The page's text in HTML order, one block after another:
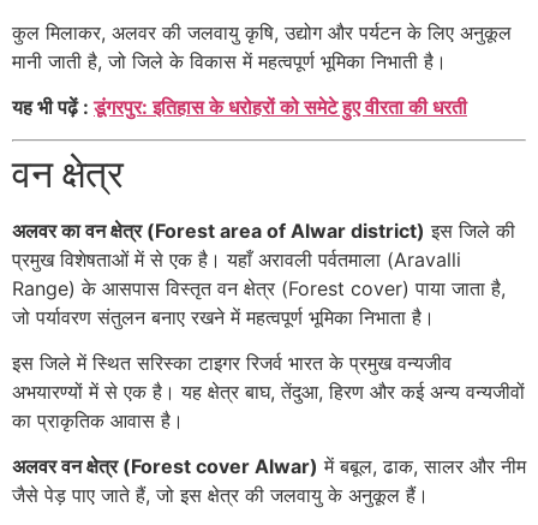
कुल मिलाकर, अलवर की जलवायु कृषि, उद्योग और पर्यटन के लिए अनुकूल
मानी जाती है, जो जिले के विकास में महत्वपूर्ण भूमिका निभाती है।
यह भी पढ़ें :डूंगरपुर: इतिहास के धरोहरों को समेटे हुए वीरता की धरती
वन क्षेत्र
अलवर का वन क्षेत्र (Forest area of Alwar district) इस जिले की
प्रमुख विशेषताओं में से एक है। यहाँ अरावली पर्वतमाला (Aravalli
Range) के आसपास विस्तृत वन क्षेत्र (Forest cover) पाया जाता है,
जो पर्यावरण संतुलन बनाए रखने में महत्वपूर्ण भूमिका निभाता है।
इस जिले में स्थितसरिस्का टाइगर रिजर्व भारत के प्रमुख वन्यजीव
अभयारण्यों में से एक है। यह क्षेत्र बाघ, तेंदुआ, हिरण और कई अन्य वन्यजीवों
का प्राकृतिक आवास है।
अलवर वन क्षेत्र (Forest cover Alwar) में बबूल, ढाक, सालर और नीम
जैसे पेड़ पाए जाते हैं, जो इस क्षेत्र की जलवायु के अनुकूल हैं।